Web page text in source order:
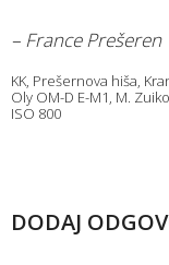
– France Prešeren
KK, Prešernova hiša,
Oly OM-D E-M1, M.
ISO 800
DODAJ